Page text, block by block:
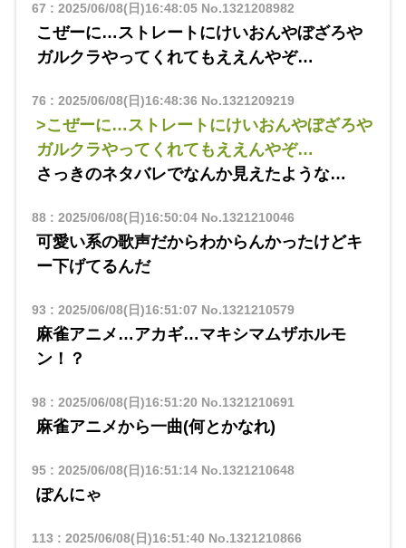
67 : 2025/06/08(日)16:48:05No.1321208982
こぜーに…ストレートにけいおんやぼざろや
ガルクラやってくれてもええんやぞ…
76 : 2025/06/08(日)16:48:36 No.1321209219
>こぜーに…ストレートにけいおんやぼざろや
ガルクラやってくれてもええんやぞ…
さっきのネタバレでなんか見えたような…
88: 2025/06/08(日)16:50:04No.1321210046
可愛い系の歌声だからわからんかったけどキ
ー下げてるんだ
93 : 2025/06/08(日)16:51:07 No.1321210579
麻雀アニメ…アカギ…マキシマムザホルモ
ン！？
98: 2025/06/08(日)16:51:20 No.1321210691
麻雀アニメから一曲(何とかなれ)
95: 2025/06/08(日)16:51:14No.1321210648
ぽんにゃ
113 : 2025/06/08(日)16:51:40 No.1321210866